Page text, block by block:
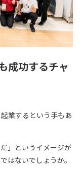
成功するチャ
業するという手もあ
」というイメージが
はないでしょうか。